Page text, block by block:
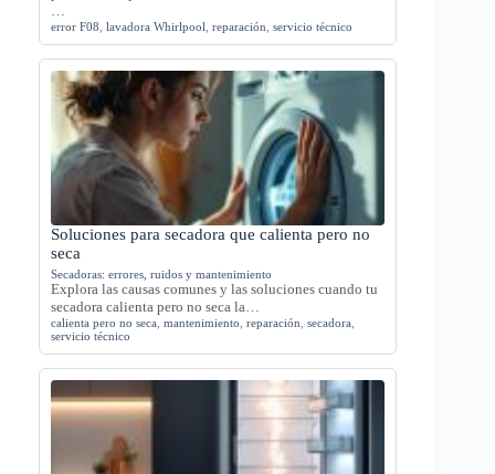
error F08 lavadora Whirlpool reparación servicio técnico
Soluciones para secadora que calienta pero no
seca
Secadoras: errores, ruidos y mantenimiento
Explora las causas comunes y las soluciones cuando tu
secadora calienta pero no seca la…
calienta pero no seca mantenimiento reparación secadora
servicio técnico